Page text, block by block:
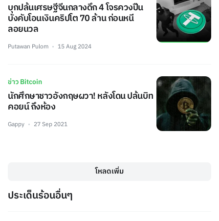
บุกปล้นเศรษฐีจีนกลางดึก 4 โจรควงปืน
บังคับโอนเงินคริปโต 70 ล้าน ก่อนหนี
ลอยนวล
Putawan Pulom 15 Aug 2024
ข่าว Bitcoin
นักศึกษาชาวอังกฤษผวา! หลังโดน ปล้นบิท
คอยน์ ถึงห้อง
Gappy 27 Sep 2021
โหลดเพิ่ม
ประเด็นร้อนอื่นๆ